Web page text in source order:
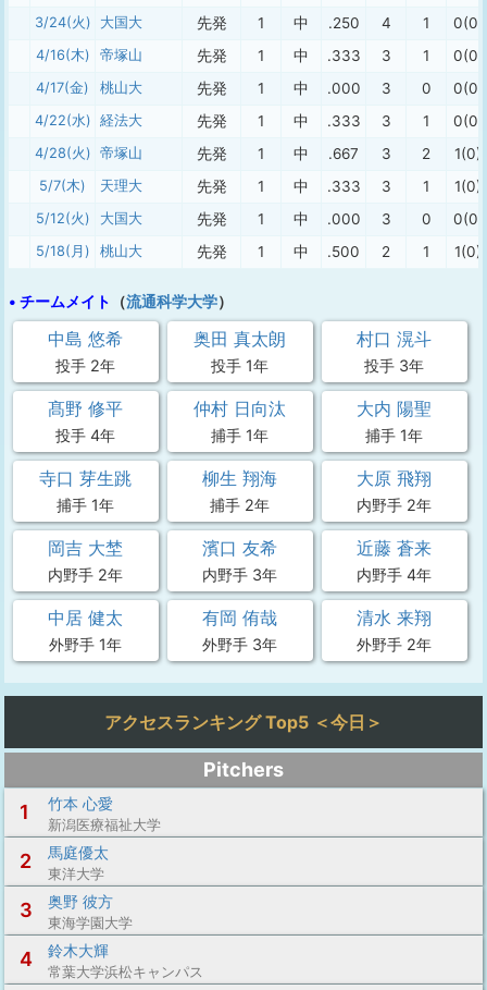
3/24(火) 大国大 先発 1 中 .250 4 1 0(0)
4/16(木) 帝塚山 先発 1 中 .333 3 1 0(0)
4/17(金) 桃山大 先発 1 中 .000 3 0 0(0)
4/22(水) 経法大 先発 1 中 .333 3 1 0(0)
4/28(火) 帝塚山 先発 1 中 .667 3 2 1(0)
5/7(木) 天理大 先発 1 中 .333 3 1 1(0)
5/12(火) 大国大 先発 1 中 .000 3 0 0(0)
5/18(月) 桃山大 先発 1 中 .500 2 1 1(0)
• チームメイト （流通科学大学）
中島 悠希
投手 2年
奥田 真太朗
投手 1年
村口 滉斗
投手 3年
髙野 修平
投手 4年
仲村 日向汰
捕手 1年
大内 陽聖
捕手 1年
寺口 芽生跳
捕手 1年
柳生 翔海
捕手 2年
大原 飛翔
内野手 2年
岡吉 大埜
内野手 2年
濱口 友希
内野手 3年
近藤 蒼来
内野手 4年
中居 健太
外野手 1年
有岡 侑哉
外野手 3年
清水 来翔
外野手 2年
アクセスランキング Top5 ＜今日＞
Pitchers
1
竹本 心愛
新潟医療福祉大学
2 馬庭優太
東洋大学
3 奥野 彼方
東海学園大学
4 鈴木大輝
常葉大学浜松キャンパス